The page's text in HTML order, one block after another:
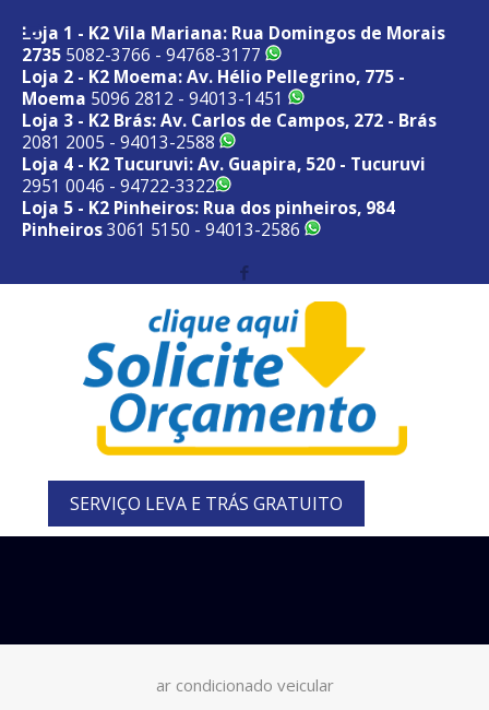
Loja 1 - K2 Vila Mariana: Rua Domingos de Morais
2735 5082-3766 - 94768-3177
Loja 2 - K2 Moema: Av. Hélio Pellegrino, 775 -
Moema 5096 2812 - 94013-1451
Loja 3 - K2 Brás: Av. Carlos de Campos, 272 - Brás
2081 2005 - 94013-2588
Loja 4 - K2 Tucuruvi: Av. Guapira, 520 - Tucuruvi
2951 0046 - 94722-3322
Loja 5 - K2 Pinheiros: Rua dos pinheiros, 984
Pinheiros3061 5150 - 94013-2586
SERVIÇO LEVA E TRÁS GRATUITO
ar condicionado veicular